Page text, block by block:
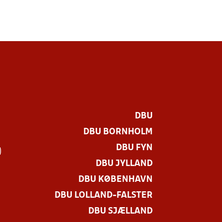
DBU
DBU BORNHOLM
DBU FYN
DBU JYLLAND
DBU KØBENHAVN
DBU LOLLAND-FALSTER
DBU SJÆLLAND